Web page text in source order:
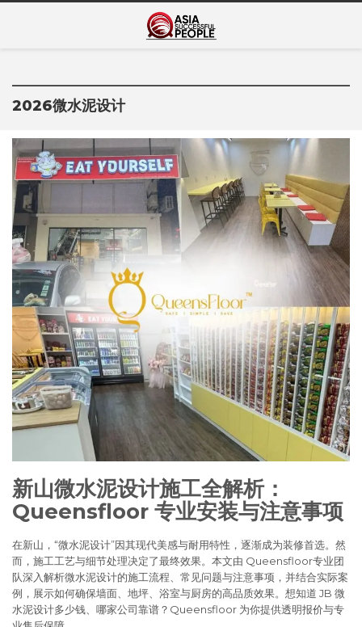
Asia Successful
People
2026微水泥设计
新山微水泥设计施工全解析：
Queensfloor 专业安装与注意事项
在新山，“微水泥设计”因其现代美感与耐用特性，逐渐成为装修首选。然
而，施工工艺与细节处理决定了最终效果。本文由 Queensfloor专业团
队深入解析微水泥设计的施工流程、常见问题与注意事项，并结合实际案
例，展示如何确保墙面、地坪、浴室与厨房的高品质效果。想知道 JB 微
水泥设计多少钱、哪家公司靠谱？Queensfloor 为你提供透明报价与专